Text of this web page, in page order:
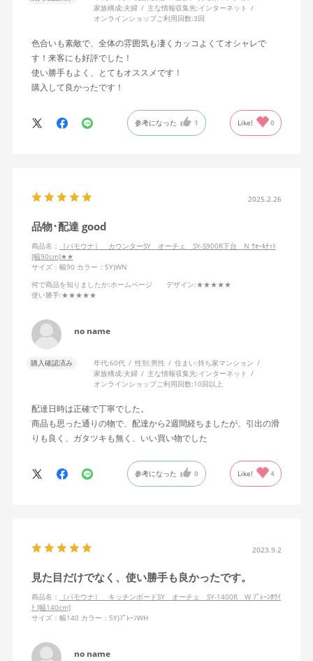
家族構成:夫婦 主な情報収集先:インターネット
オンラインショップご利用回数:3回
色合いも素敵で、全体の雰囲気も凄くカッコよくてオシャレで
す！来客にも好評でした！
使い勝手もよく、とてもオススメです！
購入して良かったです！
参考になった 1 Like! 0
2025.2.26
品物･配達 good
商品名：
［パモウナ］ カウンターSY オーチェ SY-S900R下台 N ｳｫｰﾙﾅｯﾄ
[幅90cm]★★
サイズ：幅90 カラー：5Y)WN
何で商品を知りましたか:ホームページ デザイン:★★★★★
使い勝手:★★★★★
no name
購入確認済み 年代:60代 性別:男性 住まい:持ち家マンション
家族構成:夫婦 主な情報収集先:インターネット
オンラインショップご利用回数:10回以上
配達日時は正確で丁寧でした。
商品も思った通りの物で、配達から2週間経ちましたが、引出の滑
りも良く、ガタツキも無く、いい買い物でした
参考になった 0 Like! 4
2023.9.2
見た目だけでなく、使い勝手も良かったです。
商品名：
［パモウナ］ キッチンボードSY オーチェ SY-1400R W ﾌﾟﾚｰﾝﾎﾜｲ
ﾄ [幅140cm]
サイズ：幅140 カラー：5Y)ﾌﾟﾚｰﾝWH
no name